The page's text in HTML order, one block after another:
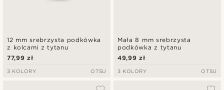
12 mm srebrzysta podkówka
z kolcami z tytanu
77,99 zł
3 KOLORY OTSU
Mała 8 mm srebrzysta
podkówka z tytanu
49,99 zł
3 KOLORY OTSU